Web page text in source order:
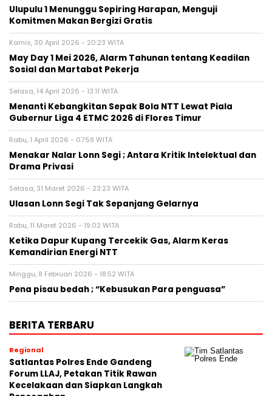
Ulupulu 1 Menunggu Sepiring Harapan, Menguji
Komitmen Makan Bergizi Gratis
Kamis, 30 April 2026 - 20:23 WITA
May Day 1 Mei 2026, Alarm Tahunan tentang Keadilan
Sosial dan Martabat Pekerja
Selasa, 14 April 2026 - 13:11 WITA
Menanti Kebangkitan Sepak Bola NTT Lewat Piala
Gubernur Liga 4 ETMC 2026 di Flores Timur
Rabu, 1 April 2026 - 07:59 WITA
Menakar Nalar Lonn Segi ; Antara Kritik Intelektual dan
Drama Privasi
Selasa, 31 Maret 2026 - 23:23 WITA
Ulasan Lonn Segi Tak Sepanjang Gelarnya
Rabu, 11 Maret 2026 - 19:02 WITA
Ketika Dapur Kupang Tercekik Gas, Alarm Keras
Kemandirian Energi NTT
Minggu, 8 Februari 2026 - 18:52 WITA
Pena pisau bedah ; “Kebusukan Para penguasa”
BERITA TERBARU
Regional
Satlantas Polres Ende Gandeng
Forum LLAJ, Petakan Titik Rawan
Kecelakaan dan Siapkan Langkah